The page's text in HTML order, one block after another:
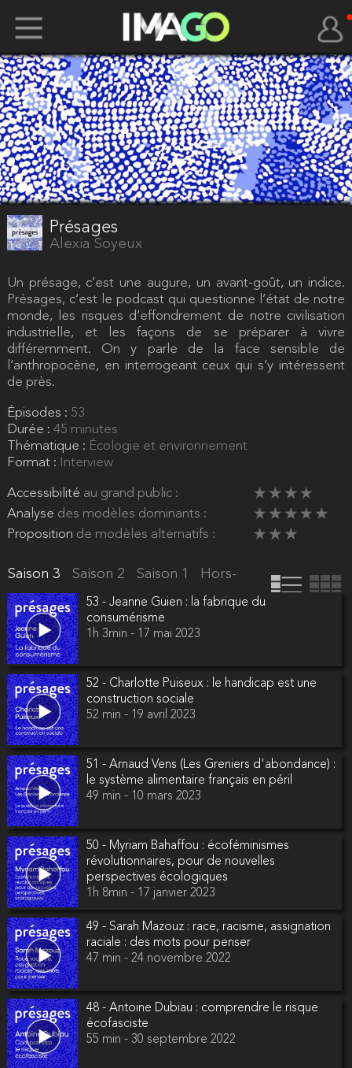
Présages
Alexia Soyeux
Un présage, c’est une augure, un avant-goût, un indice.
Présages, c’est le podcast qui questionne l’état de notre
monde, les risques d’effondrement de notre civilisation
industrielle, et les façons de se préparer à vivre
différemment. On y parle de la face sensible de
l’anthropocène, en interrogeant ceux qui s’y intéressent
de près.
Épisodes : 53
Durée : 45 minutes
Thématique : Écologie et environnement
Format :
Interview
Accessibilité au grand public :
Analyse des modèles dominants :
Proposition de modèles alternatifs :
Saison 3 Saison 2 Saison 1 Hors-série Bande-
53 - Jeanne Guien : la fabrique du
consumérisme
1h 3min - 17 mai 2023
52 - Charlotte Puiseux : le handicap est une
construction sociale
52 min - 19 avril 2023
51 - Arnaud Vens (Les Greniers d'abondance) :
le système alimentaire français en péril
49 min - 10 mars 2023
50 - Myriam Bahaffou : écoféminismes
révolutionnaires, pour de nouvelles
perspectives écologiques
1h 8min - 17 janvier 2023
49 - Sarah Mazouz : race, racisme, assignation
raciale : des mots pour penser
47 min - 24 novembre 2022
48 - Antoine Dubiau : comprendre le risque
écofasciste
55 min - 30 septembre 2022